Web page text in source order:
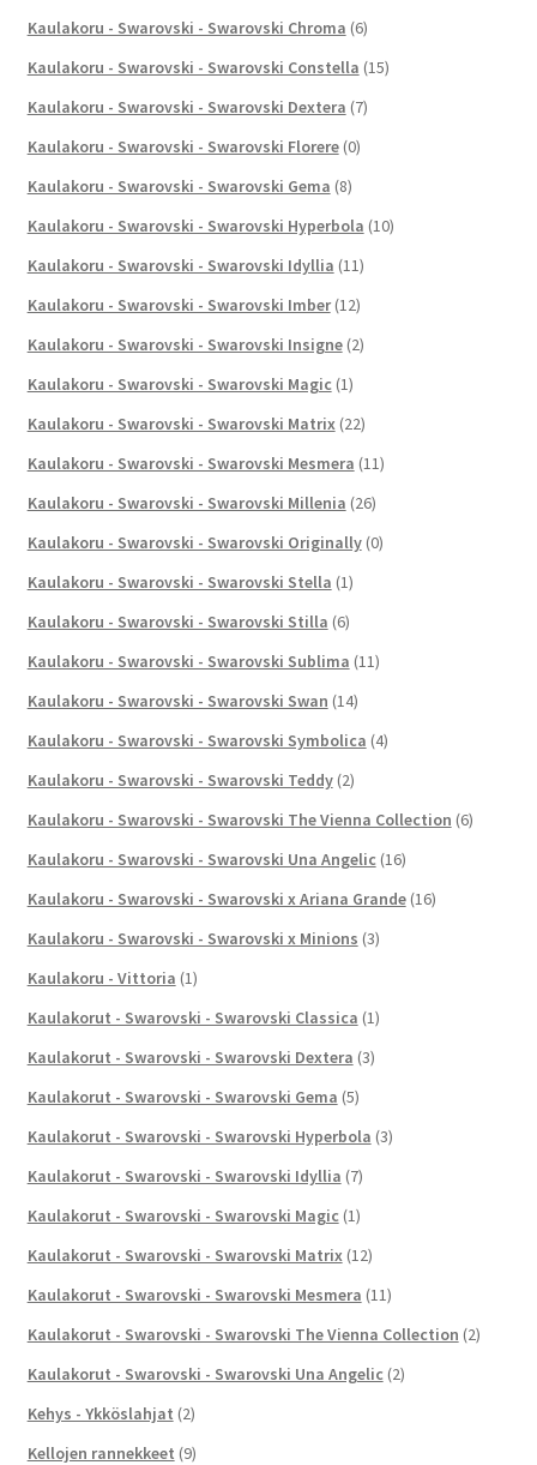
Kaulakoru - Swarovski - Swarovski Chroma (6)
Kaulakoru - Swarovski - Swarovski Constella (15)
Kaulakoru - Swarovski - Swarovski Dextera (7)
Kaulakoru - Swarovski - Swarovski Florere (0)
Kaulakoru - Swarovski - Swarovski Gema (8)
Kaulakoru - Swarovski - Swarovski Hyperbola (10)
Kaulakoru - Swarovski - Swarovski Idyllia (11)
Kaulakoru - Swarovski - Swarovski Imber (12)
Kaulakoru - Swarovski - Swarovski Insigne (2)
Kaulakoru - Swarovski - Swarovski Magic (1)
Kaulakoru - Swarovski - Swarovski Matrix (22)
Kaulakoru - Swarovski - Swarovski Mesmera (11)
Kaulakoru - Swarovski - Swarovski Millenia (26)
Kaulakoru - Swarovski - Swarovski Originally (0)
Kaulakoru - Swarovski - Swarovski Stella (1)
Kaulakoru - Swarovski - Swarovski Stilla (6)
Kaulakoru - Swarovski - Swarovski Sublima (11)
Kaulakoru - Swarovski - Swarovski Swan (14)
Kaulakoru - Swarovski - Swarovski Symbolica (4)
Kaulakoru - Swarovski - Swarovski Teddy (2)
Kaulakoru - Swarovski - Swarovski The Vienna Collection (6)
Kaulakoru - Swarovski - Swarovski Una Angelic (16)
Kaulakoru - Swarovski - Swarovski x Ariana Grande (16)
Kaulakoru - Swarovski - Swarovski x Minions (3)
Kaulakoru - Vittoria (1)
Kaulakorut - Swarovski - Swarovski Classica (1)
Kaulakorut - Swarovski - Swarovski Dextera (3)
Kaulakorut - Swarovski - Swarovski Gema (5)
Kaulakorut - Swarovski - Swarovski Hyperbola (3)
Kaulakorut - Swarovski - Swarovski Idyllia (7)
Kaulakorut - Swarovski - Swarovski Magic (1)
Kaulakorut - Swarovski - Swarovski Matrix (12)
Kaulakorut - Swarovski - Swarovski Mesmera (11)
Kaulakorut - Swarovski - Swarovski The Vienna Collection (2)
Kaulakorut - Swarovski - Swarovski Una Angelic (2)
Kehys - Ykköslahjat (2)
Kellojen rannekkeet (9)